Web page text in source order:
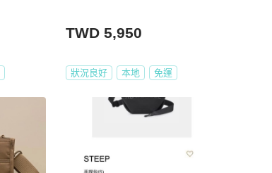
TWD 5,950
狀況良好 本地 免運